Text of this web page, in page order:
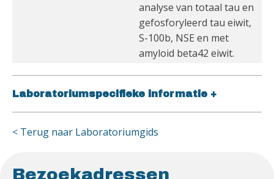
analyse van totaal tau en
gefosforyleerd tau eiwit,
S-100b, NSE en met
amyloid beta42 eiwit.
Laboratoriumspecifieke informatie +
< Terug naar Laboratoriumgids
Bezoekadressen